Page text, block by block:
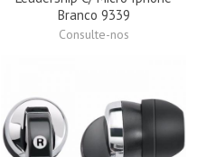
Branco 9339
Consulte-nos